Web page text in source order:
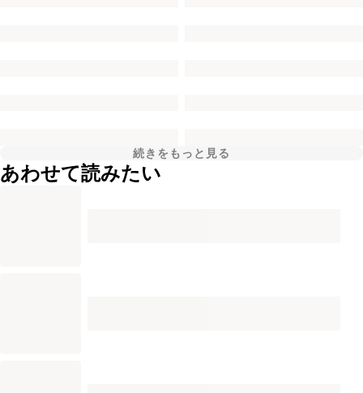
続きをもっと見る
あわせて読みたい